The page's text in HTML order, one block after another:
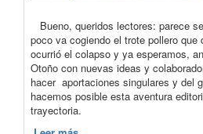
Bueno, queridos lectores: parece
poco va cogiendo el trote pollero que
ocurrió el colapso y ya esperamos,
Otoño con nuevas ideas y
hacer aportaciones singulares y del
hacemos posible esta aventura
trayectoria.